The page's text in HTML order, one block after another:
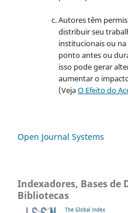
Autores têm
distribuir seu
institucionais ou
ponto antes ou
isso pode gerar
aumentar o
(VejaO Efeito do
Open Journal Systems
Indexadores, Bases de
Bibliotecas